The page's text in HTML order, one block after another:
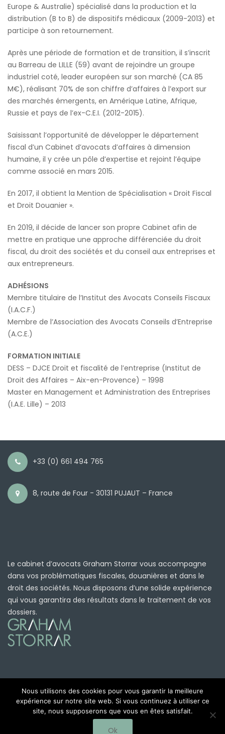
Europe & Australie) spécialisé dans la production et la
distribution (B to B) de dispositifs médicaux (2009-2013) et
participe à son retournement.
Après une période de formation et de transition, il s’inscrit
au Barreau de LILLE (59) avant de rejoindre un groupe
industriel coté, leader européen sur son marché (CA 85
M€), réalisant 70% de son chiffre d’affaires à l’export sur
des marchés émergents, en Amérique Latine, Afrique,
Russie et pays de l’ex-C.E.I. (2012-2015).
Saisissant l’opportunité de développer le département
fiscal d’un Cabinet d’avocats d’affaires à dimension
humaine, il y crée un pôle d’expertise et rejoint l’équipe
comme associé en mars 2015.
En 2017, il obtient la Mention de Spécialisation « Droit Fiscal
et Droit Douanier ».
En 2019, il décide de lancer son propre Cabinet afin de
mettre en pratique une approche différenciée du droit
fiscal, du droit des sociétés et du conseil aux entreprises et
aux entrepreneurs.
ADHÉSIONS
Membre titulaire de l’Institut des Avocats Conseils Fiscaux
(I.A.C.F.)
Membre de l’Association des Avocats Conseils d’Entreprise
(A.C.E.)
FORMATION INITIALE
DESS – DJCE Droit et fiscalité de l’entreprise (Institut de
Droit des Affaires – Aix-en-Provence) – 1998
Master en Management et Administration des Entreprises
(I.A.E. Lille) – 2013
+33 (0) 661 494 765
8, route de Four - 30131 PUJAUT – France
Le cabinet d’avocats Graham Storrar vous accompagne
dans vos problématiques fiscales, douanières et dans le
droit des sociétés. Nous disposons d’une solide expérience
qui vous garantira des résultats dans le traitement de vos
dossiers.
©2019 Création : Arome Agence de Communication
Avignon
Nous utilisons des cookies pour vous garantir la meilleure
expérience sur notre site web. Si vous continuez à utiliser ce
site, nous supposerons que vous en êtes satisfait.
Ok